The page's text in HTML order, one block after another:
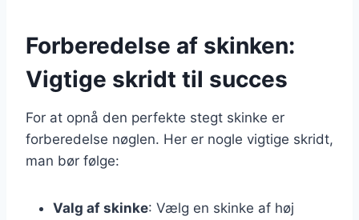
Forberedelse af skinken:
Vigtige skridt til succes
For at opnå den perfekte stegt skinke er
forberedelse nøglen. Her er nogle vigtige skridt,
man bør følge:
Valg af skinke: Vælg en skinke af høj